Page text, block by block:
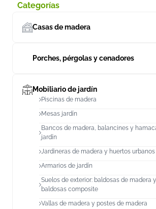
Categorías
Casas de madera
Porches, pérgolas y cenadores
Mobiliario de jardín
Piscinas de madera
Mesas jardín
Bancos de madera, balancines y
jardín
Jardineras de madera y huertos urbanos
Armarios de jardín
Suelos de exterior: baldosas de madera y
baldosas composite
Vallas de madera y postes de madera